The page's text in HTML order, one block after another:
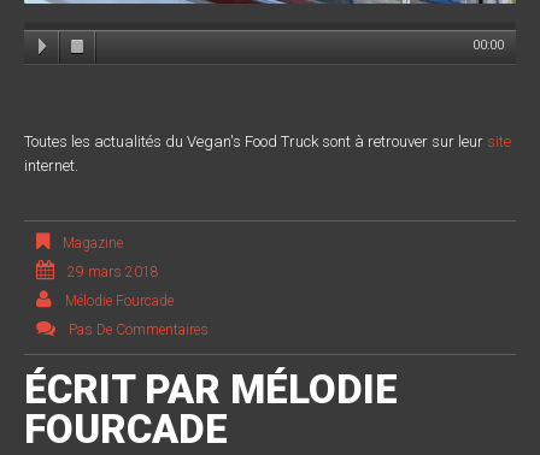
00:00
Toutes les actualités du Vegan's Food Truck sont à retrouver sur leur site
internet.
Magazine
29 mars 2018
Mélodie Fourcade
Pas De Commentaires
ÉCRIT PAR MÉLODIE
FOURCADE